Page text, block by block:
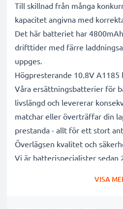
Till skillnad från många
kapacitet angivna med
Det här batteriet har
drifttider med färre
uppges.
Högpresterande 10.8V A1185
Våra ersättningsbatterier för
livslängd och levererar
matchar eller överträffar din
prestanda - allt för ett stort
Överlägsen kvalitet och
Vi är batterispecialister sedan
VISA